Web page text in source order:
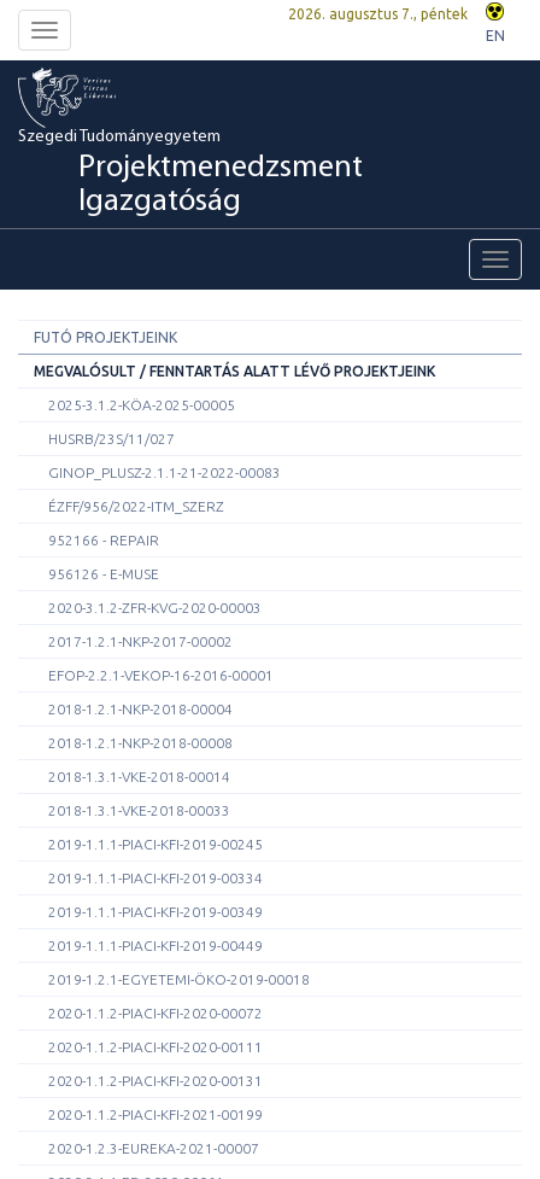
Toggle
navigation
2026. augusztus 7., péntek
EN
Szegedi Tudományegyetem
Projektmenedzsment
Igazgatóság
FUTÓ PROJEKTJEINK
MEGVALÓSULT / FENNTARTÁS ALATT LÉVŐ PROJEKTJEINK
2025-3.1.2-KÖA-2025-00005
HUSRB/23S/11/027
GINOP_PLUSZ-2.1.1-21-2022-00083
ÉZFF/956/2022-ITM_SZERZ
952166 - REPAIR
956126 - E-MUSE
2020-3.1.2-ZFR-KVG-2020-00003
2017-1.2.1-NKP-2017-00002
EFOP-2.2.1-VEKOP-16-2016-00001
2018-1.2.1-NKP-2018-00004
2018-1.2.1-NKP-2018-00008
2018-1.3.1-VKE-2018-00014
2018-1.3.1-VKE-2018-00033
2019-1.1.1-PIACI-KFI-2019-00245
2019-1.1.1-PIACI-KFI-2019-00334
2019-1.1.1-PIACI-KFI-2019-00349
2019-1.1.1-PIACI-KFI-2019-00449
2019-1.2.1-EGYETEMI-ÖKO-2019-00018
2020-1.1.2-PIACI-KFI-2020-00072
2020-1.1.2-PIACI-KFI-2020-00111
2020-1.1.2-PIACI-KFI-2020-00131
2020-1.1.2-PIACI-KFI-2021-00199
2020-1.2.3-EUREKA-2021-00007